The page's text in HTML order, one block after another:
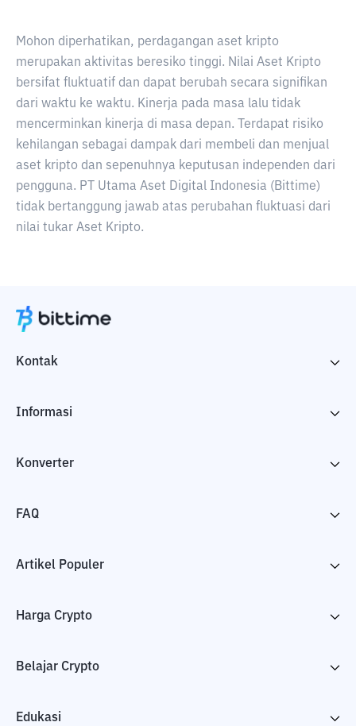
Mohon diperhatikan, perdagangan aset kripto
merupakan aktivitas beresiko tinggi. Nilai Aset Kripto
bersifat fluktuatif dan dapat berubah secara signifikan
dari waktu ke waktu. Kinerja pada masa lalu tidak
mencerminkan kinerja di masa depan. Terdapat risiko
kehilangan sebagai dampak dari membeli dan menjual
aset kripto dan sepenuhnya keputusan independen dari
pengguna. PT Utama Aset Digital Indonesia (Bittime)
tidak bertanggung jawab atas perubahan fluktuasi dari
nilai tukar Aset Kripto.
Kontak
Informasi
Konverter
FAQ
Artikel Populer
Harga Crypto
Belajar Crypto
Edukasi